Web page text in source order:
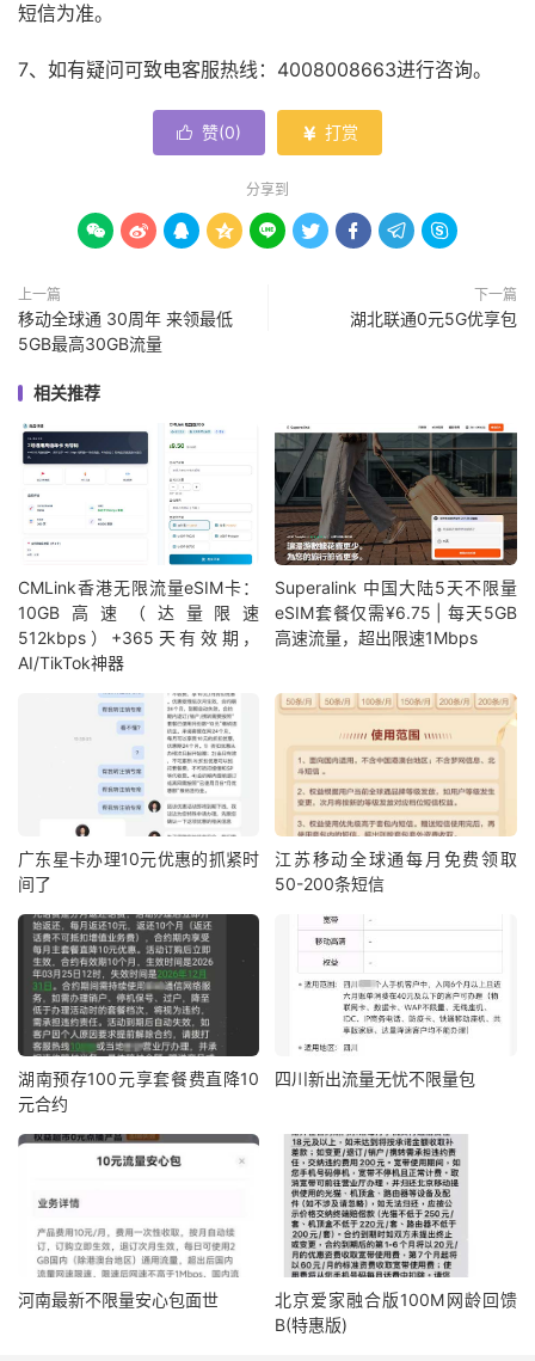
短信为准。
7、如有疑问可致电客服热线：4008008663进行咨询。
 赞(0)  打赏
分享到
        
上一篇
移动全球通 30周年 来领最低
5GB最高30GB流量
下一篇
湖北联通0元5G优享包
相关推荐
CMLink香港无限流量eSIM卡：
10GB高速（达量限速
512kbps）+365天有效期，
AI/TikTok神器
Superalink 中国大陆5天不限量
eSIM套餐仅需¥6.75 | 每天5GB
高速流量，超出限速1Mbps
广东星卡办理10元优惠的抓紧时
间了
江苏移动全球通每月免费领取
50-200条短信
湖南预存100元享套餐费直降10
元合约
四川新出流量无忧不限量包
河南最新不限量安心包面世
北京爱家融合版100M网龄回馈
B(特惠版)